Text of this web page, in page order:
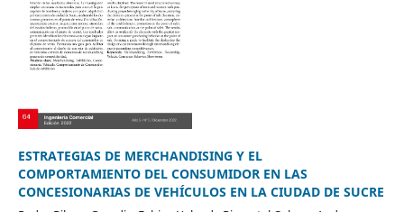
ESTRATEGIAS DE MERCHANDISING Y EL
COMPORTAMIENTO DEL CONSUMIDOR EN LAS
CONCESIONARIAS DE VEHÍCULOS EN LA CIUDAD DE SUCRE